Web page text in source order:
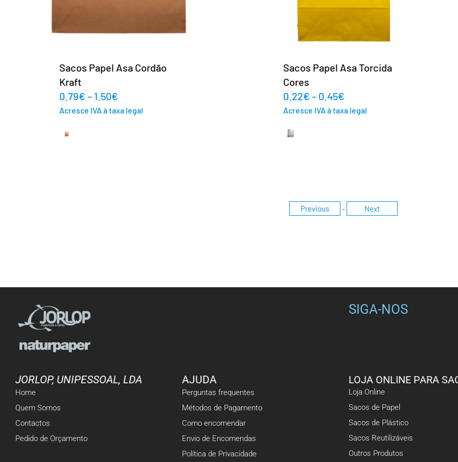
Sacos Papel Asa Torcida
Acresce IVA à taxa legal
Sacos Papel Asa Torcida
0.18
Acresce IVA à taxa legal
Previous - Next
SIGA-NOS
JORLOP, UNIPESSOAL, LDA
Home
Quem Somos
Contactos
Pedido de Orçamento
AJUDA
Perguntas frequentes
Métodos de Pagamento
Como encomendar
Envio de Encomendas
Política de Privacidade
LOJA ONLINE PARA
Loja Online
Sacos de Papel
Sacos de Plástico
Sacos Reutilizáveis
Outros Produtos